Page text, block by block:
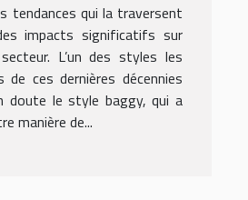
tendances qui la traversent
impacts significatifs sur
L’un des styles les
de ces dernières décennies
doute le style baggy, qui a
manière de...